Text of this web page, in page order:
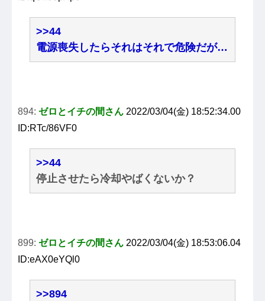
>>44
電源喪失したらそれはそれで危険だが…
894: ゼロとイチの間さん 2022/03/04(金) 18:52:34.00
ID:RTc/86VF0
>>44
停止させたら冷却やばくないか？
899: ゼロとイチの間さん 2022/03/04(金) 18:53:06.04
ID:eAX0eYQl0
>>894